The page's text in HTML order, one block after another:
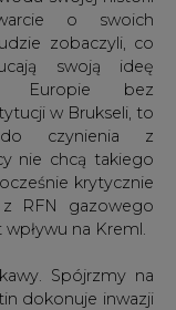
o swoich
zobaczyli, co
swoją ideę
Europie bez
w Brukseli, to
czynienia z
nie chcą takiego
krytycznie
RFN gazowego
na Kreml.
Spójrzmy na
dokonuje inwazji